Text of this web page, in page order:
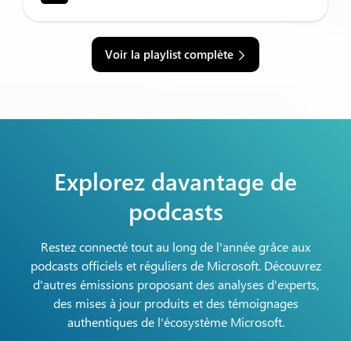
Voir la playlist complète
Explorez davantage de
podcasts
Restez connecté tout au long de l'année grâce aux
podcasts officiels et réguliers de Microsoft. Découvrez
d'autres émissions proposant des analyses d'experts,
des mises à jour produits et des témoignages
authentiques de l'écosystème Microsoft.